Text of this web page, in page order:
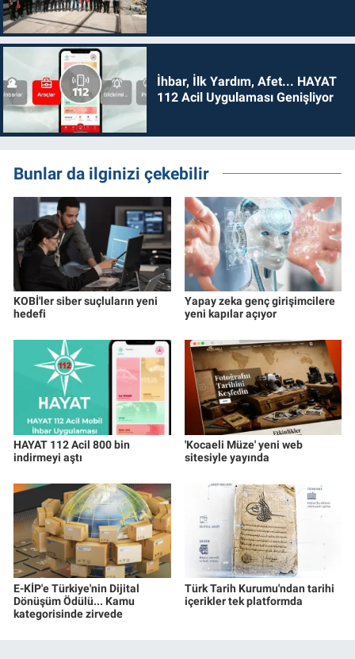
İhbar, İlk Yardım, Afet... HAYAT
112 Acil Uygulaması Genişliyor
Bunlar da ilginizi çekebilir
KOBİ'ler siber suçluların yeni
hedefi
Yapay zeka genç girişimcilere
yeni kapılar açıyor
HAYAT 112 Acil 800 bin
indirmeyi aştı
'Kocaeli Müze' yeni web
sitesiyle yayında
E-KİP'e Türkiye'nin Dijital
Dönüşüm Ödülü... Kamu
kategorisinde zirvede
Türk Tarih Kurumu'ndan tarihi
içerikler tek platformda